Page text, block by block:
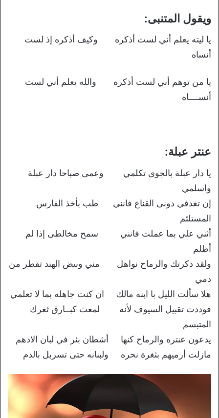
ويقول المتنبى:
يا ليته يعلم أني لست أذكره وكيف أذكره إذ لست
أنساه
يا من توهم أني لست أذكره والله يعلم أني لست
أنســــاه
عنتر عبلة:
يا دار عبلة بالجوى تكلمي وعمى صباحا دار عبلة
واسلمي
إن تغدفي دونى القناع فانني طب بأخذ الفارس
المستلئم
أثني علي بما عملت فانني سمح مخالطى إذا لم
أظلم
ولقد ذكرتك والرماح نواهل مني وبيض الهند تقطر من
دمي
هلا سألت الليل با ابنه مالك ان كنت جاهله بما لا تعلمي
فوددت تقبيل السيوف لأنه لمعت كبــارق ثغرك
المتبسم
يدعون عنتره والرماح كنها أشطان بئر في لبان الادهم
مازلت أرميهم بثغرة نحره ولبنانه حتى تسربل بالدم